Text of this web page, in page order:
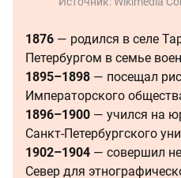
1876 — родился в селе
Петербургом в семье
1895–1898 — посещал
Императорского
1896–1900 — учился на
Санкт-Петербургского
1902–1904 — совершил
Север для